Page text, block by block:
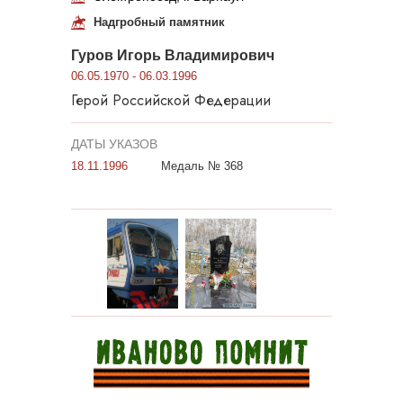
Надгробный памятник
Гуров Игорь Владимирович
06.05.1970 - 06.03.1996
Герой Российской Федерации
ДАТЫ УКАЗОВ
18.11.1996 Медаль № 368